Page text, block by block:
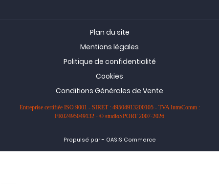
Plan du site
Mentions légales
Politique de confidentialité
Cookies
Conditions Générales de Vente
Entreprise certifiée ISO 9001 - SIRET : 49504913200105 - TVA IntraComm :
FR02495049132 - © studioSPORT 2007-2026
Propulsé par- OASIS Commerce